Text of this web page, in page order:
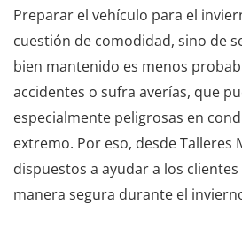
Preparar el vehículo para el
cuestión de comodidad, sino de
bien mantenido es menos
accidentes o sufra averías, que
especialmente peligrosas en
extremo. Por eso, desde Talleres
dispuestos a ayudar a los
manera segura durante el